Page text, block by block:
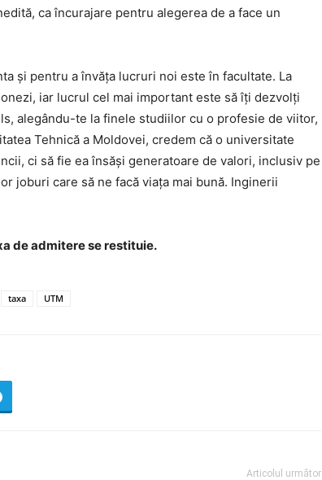
ca încurajare pentru alegerea de a face un
și pentru a învăța lucruri noi este în facultate. La
iar lucrul cel mai important este să îţi dezvolţi
alegându-te la finele studiilor cu o profesie de viitor,
Tehnică a Moldovei, credem că o universitate
ci să fie ea însăși generatoare de valori, inclusiv pe
joburi care să ne facă viața mai bună. Inginerii
de admitere se restituie.
taxa UTM
Articolul următor